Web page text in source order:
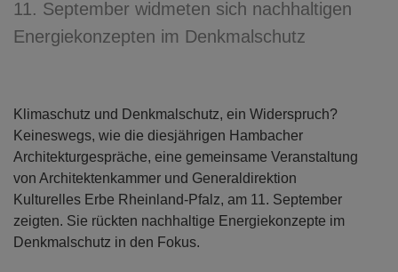
11. September widmeten sich nachhaltigen
Energiekonzepten im Denkmalschutz
Klimaschutz und Denkmalschutz, ein Widerspruch?
Keineswegs, wie die diesjährigen Hambacher
Architekturgespräche, eine gemeinsame Veranstaltung
von Architektenkammer und Generaldirektion
Kulturelles Erbe Rheinland-Pfalz, am 11. September
zeigten. Sie rückten nachhaltige Energiekonzepte im
Denkmalschutz in den Fokus.